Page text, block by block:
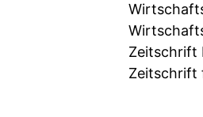
Zeitschrift
Zeitschrift